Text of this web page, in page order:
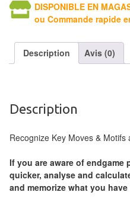
Jeux
société
cartes
Collectionner
Les
Classiques
DISPONIBLE EN
ou Commande rapide
Description Avis (0)
Description
Recognize Key Moves &
If you are aware of
quicker, analyse and
and memorize what you